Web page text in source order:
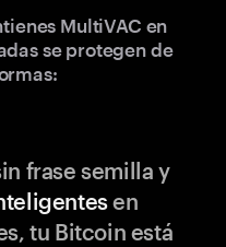
MultiVAC en
se protegen de
frase semilla y
en
tu Bitcoin está